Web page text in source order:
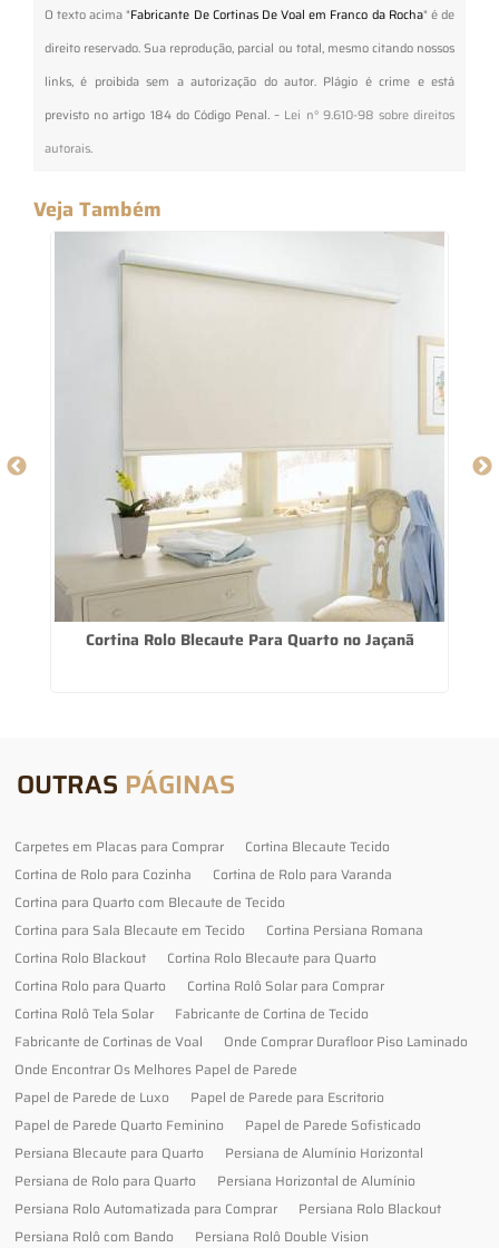
O texto acima "Fabricante De Cortinas De Voal em Franco da Rocha" é de
direito reservado. Sua reprodução, parcial ou total, mesmo citando nossos
links, é proibida sem a autorização do autor. Plágio é crime e está
previsto no artigo 184 do Código Penal. – Lei n° 9.610-98 sobre direitos
autorais.
Veja Também
Cortina Rolo Blecaute Para Quarto no Jaçanã
OUTRAS PÁGINAS
Carpetes em Placas para Comprar
Cortina Blecaute Tecido
Cortina de Rolo para Cozinha
Cortina de Rolo para Varanda
Cortina para Quarto com Blecaute de Tecido
Cortina para Sala Blecaute em Tecido
Cortina Persiana Romana
Cortina Rolo Blackout
Cortina Rolo Blecaute para Quarto
Cortina Rolo para Quarto
Cortina Rolô Solar para Comprar
Cortina Rolô Tela Solar
Fabricante de Cortina de Tecido
Fabricante de Cortinas de Voal
Onde Comprar Durafloor Piso Laminado
Onde Encontrar Os Melhores Papel de Parede
Papel de Parede de Luxo
Papel de Parede para Escritorio
Papel de Parede Quarto Feminino
Papel de Parede Sofisticado
Persiana Blecaute para Quarto
Persiana de Alumínio Horizontal
Persiana de Rolo para Quarto
Persiana Horizontal de Alumínio
Persiana Rolo Automatizada para Comprar
Persiana Rolo Blackout
Persiana Rolô com Bando
Persiana Rolô Double Vision